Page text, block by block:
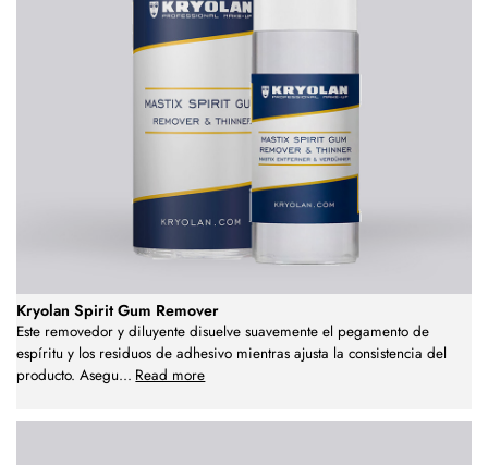
Kryolan Spirit Gum Remover
Este removedor y diluyente disuelve suavemente el pegamento de
espíritu y los residuos de adhesivo mientras ajusta la consistencia del
producto. Asegu... Read more